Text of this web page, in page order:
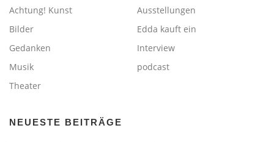
Achtung! Kunst
Ausstellungen
Bilder
Edda kauft ein
Gedanken
Interview
Musik
podcast
Theater
NEUESTE BEITRÄGE